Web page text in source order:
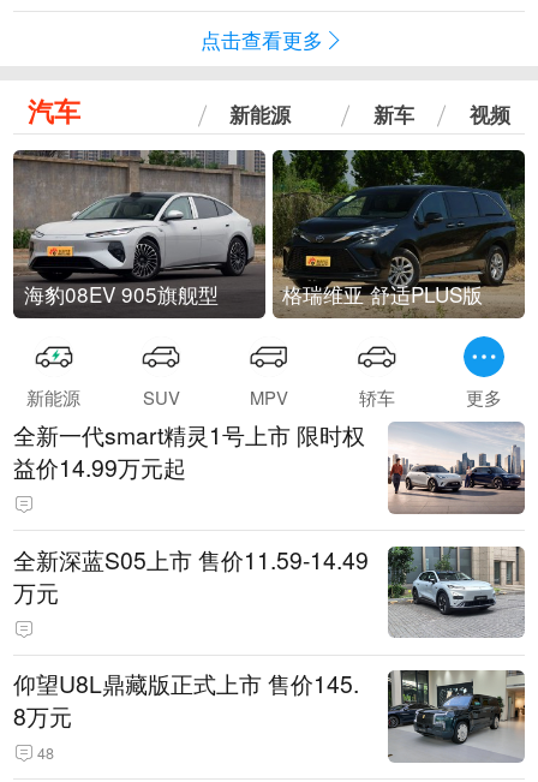
点击查看更多
汽车 新能源 新车 视频
海豹08EV 905旗舰型 格瑞维亚 舒适PLUS版
新能源 SUV MPV 轿车 更多
全新一代smart精灵1号上市 限时权
益价14.99万元起
全新深蓝S05上市 售价11.59-14.49
万元
仰望U8L鼎藏版正式上市 售价145.
8万元
48